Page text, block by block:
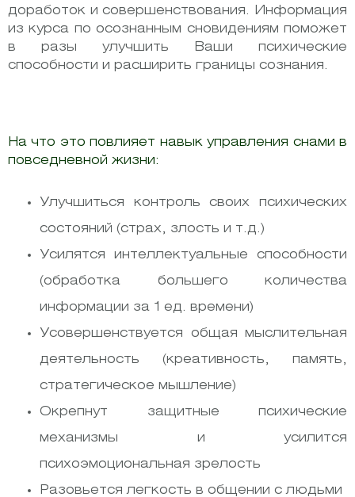
доработок и совершенствования. Информация
из курса по осознанным сновидениям поможет
в разы улучшить Ваши психические
способности и расширить границы сознания.
На что это повлияет навык управления снами в
повседневной жизни:
Улучшиться контроль своих психических
состояний (страх, злость и т.д.)
Усилятся интеллектуальные способности
(обработка большего количества
информации за 1 ед. времени)
Усовершенствуется общая мыслительная
деятельность (креативность, память,
стратегическое мышление)
Окрепнут защитные психические
механизмы и усилится
психоэмоциональная зрелость
Разовьется легкость в общении с людьми